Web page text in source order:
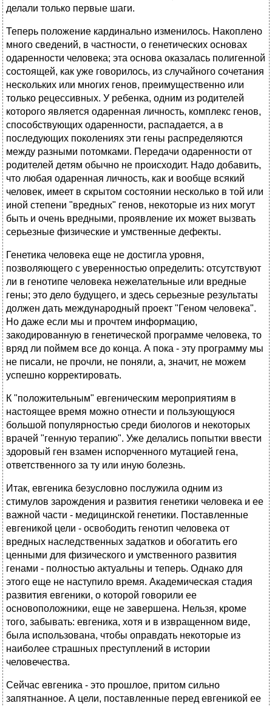
делали только первые шаги.
Теперь положение кардинально изменилось. Накоплено
много сведений, в частности, о генетических основах
одаренности человека; эта основа оказалась полигенной
состоящей, как уже говорилось, из случайного сочетания
нескольких или многих генов, преимущественно или
только рецессивных. У ребенка, одним из родителей
которого является одаренная личность, комплекс генов,
способствующих одаренности, распадается, а в
последующих поколениях эти гены распределяются
между разными потомками. Передачи одаренности от
родителей детям обычно не происходит. Надо добавить,
что любая одаренная личность, как и вообще всякий
человек, имеет в скрытом состоянии несколько в той или
иной степени "вредных" генов, некоторые из них могут
быть и очень вредными, проявление их может вызвать
серьезные физические и умственные дефекты.
Генетика человека еще не достигла уровня,
позволяющего с уверенностью определить: отсутствуют
ли в генотипе человека нежелательные или вредные
гены; это дело будущего, и здесь серьезные результаты
должен дать международный проект "Геном человека".
Но даже если мы и прочтем информацию,
закодированную в генетической программе человека, то
вряд ли поймем все до конца. А пока - эту программу мы
не писали, не прочли, не поняли, а, значит, не можем
успешно корректировать.
К "положительным" евгеническим мероприятиям в
настоящее время можно отнести и пользующуюся
большой популярностью среди биологов и некоторых
врачей "генную терапию". Уже делались попытки ввести
здоровый ген взамен испорченного мутацией гена,
ответственного за ту или иную болезнь.
Итак, евгеника безусловно послужила одним из
стимулов зарождения и развития генетики человека и ее
важной части - медицинской генетики. Поставленные
евгеникой цели - освободить генотип человека от
вредных наследственных задатков и обогатить его
ценными для физического и умственного развития
генами - полностью актуальны и теперь. Однако для
этого еще не наступило время. Академическая стадия
развития евгеники, о которой говорили ее
основоположники, еще не завершена. Нельзя, кроме
того, забывать: евгеника, хотя и в извращенном виде,
была использована, чтобы оправдать некоторые из
наиболее страшных преступлений в истории
человечества.
Сейчас евгеника - это прошлое, притом сильно
запятнанное. А цели, поставленные перед евгеникой ее